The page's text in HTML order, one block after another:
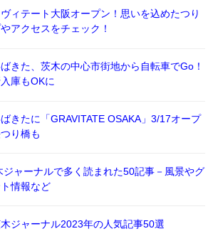
ィテート大阪オープン！思いを込めたつり
アクセスをチェック！
きた、茨木の中心市街地から自転車でGo！
庫もOKに
きたに「GRAVITATE OSAKA」3/17オープ
り橋も
ジャーナルで多く読まれた50記事－風景やグ
情報など
ジャーナル2023年の人気記事50選